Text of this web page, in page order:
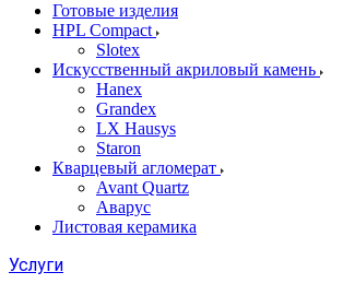
Готовые изделия
HPL Compact
Slotex
Искусственный акриловый камень
Hanex
Grandex
LX Hausys
Staron
Кварцевый агломерат
Avant Quartz
Аварус
Листовая керамика
Услуги